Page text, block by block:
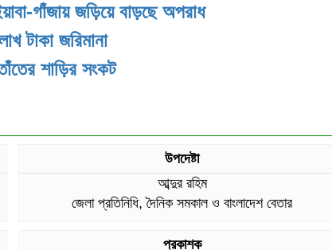
গাঁজায় জড়িয়ে বাড়ছে অপরাধ
টাকা জরিমানা
শাড়ির সংকট
উপদেষ্টা
আব্দুর রহিম
জেলা প্রতিনিধি, দৈনিক সমকাল ও বাংলাদেশ বেতার
প্রকাশক